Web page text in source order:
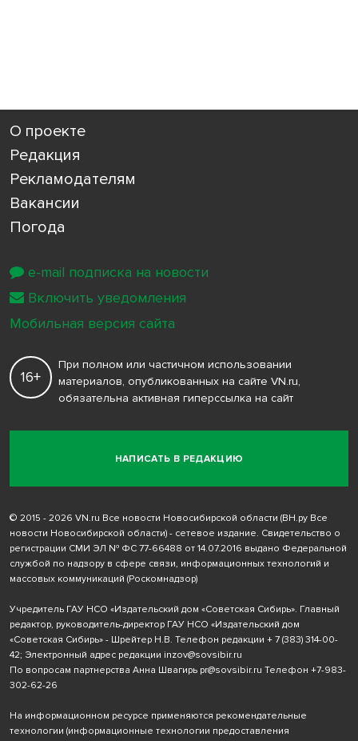
О проекте
Редакция
Рекламодателям
Вакансии
Погода
НАПИСАТЬ В РЕДАКЦИЮ
16+
При полном или частичном использовании
материалов, опубликованных на сайте VN.ru,
обязательна активная гиперссылка на сайт
© 2015 - 2026 VN.ru Все новости Новосибирской области (ВН.ру Все
новости Новосибирской области) - сетевое издание. Свидетельство о
регистрации СМИ ЭЛ № ФС 77-66488 от 14.07.2016 выдано Федеральной
службой по надзору в сфере связи, информационных технологий и
массовых коммуникаций (Роскомнадзор)
Учредитель ГАУ НСО «Издательский дом «Советская Сибирь». Главный
редактор, руководитель-директор ГАУ НСО «Издательский дом
«Советская Сибирь» - Шрейтер Н.В. Телефон редакции + 7 (383) 314-00-
42; Электронный адрес редакции inzov@sovsibir.ru
По вопросам партнерства Анна Швагирь pr@sovsibir.ru Телефон +7-983-
302-62-26
На информационном ресурсе применяются рекомендательные
технологии (информационные технологии предоставления
e-mail подписка на новости
Включить уведомления
Мобильная версия сайта